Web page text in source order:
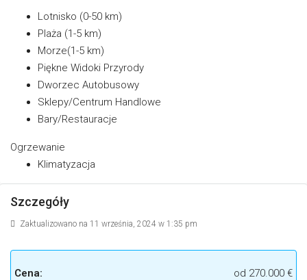
Lotnisko (0-50 km)
Plaża (1-5 km)
Morze(1-5 km)
Piękne Widoki Przyrody
Dworzec Autobusowy
Sklepy/Centrum Handlowe
Bary/Restauracje
Ogrzewanie
Klimatyzacja
Szczegóły
Zaktualizowano na 11 września, 2024 w 1:35 pm
Cena: od 270.000 €